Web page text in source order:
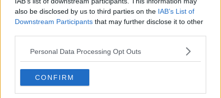
also be disclosed by us to third parties on the IAB’s List of
Downstream Participants that may further disclose it to other
Personal Data Processing Opt Outs
CONFIRM
Giornate Galileiane, il programma
Onde gravitazionali record per Ligo, Virgo e
Kagra
Inaugurato il murale per la pace
Il Premio Brunelleschi a Fiona May e Jury Chechi